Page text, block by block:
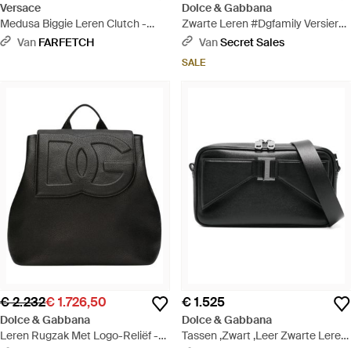
Versace
Medusa Biggie Leren Clutch -
Zwart
Van FARFETCH
Dolce & Gabbana
Zwarte Leren #Dgfamily Versierde
Clutch Pouch Tas - Zwart
VanSecret Sales
SALE
€ 2.232€ 1.726,50
Dolce & Gabbana
Leren Rugzak Met Logo-Reliëf -
€ 1.525
Dolce & Gabbana
Tassen ,Zwart ,Leer Zwarte Leren